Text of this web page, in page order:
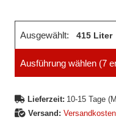
Ausgewählt: 415 Liter
Ausführung wählen (7
Lieferzeit: 10-15 Tage
Versand: